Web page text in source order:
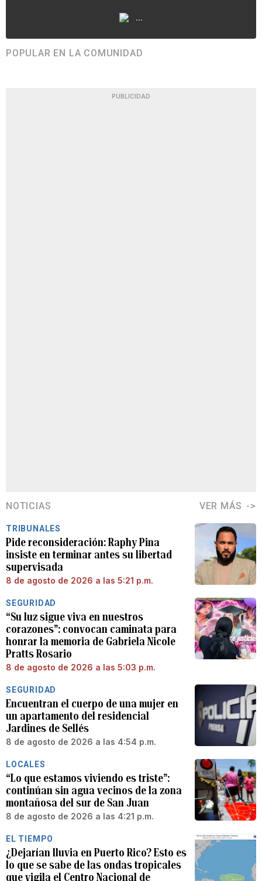
...
POPULAR EN LA COMUNIDAD
PUBLICIDAD
NOTICIAS VER MÁS
TRIBUNALES
Pide reconsideración: Raphy Pina
insiste en terminar antes su libertad
supervisada
8 de agosto de 2026 a las 5:21 p.m.
SEGURIDAD
“Su luz sigue viva en nuestros
corazones”: convocan caminata para
honrar la memoria de Gabriela Nicole
Pratts Rosario
8 de agosto de 2026 a las 5:03 p.m.
SEGURIDAD
Encuentran el cuerpo de una mujer en
un apartamento del residencial
Jardines de Sellés
8 de agosto de 2026 a las 4:54 p.m.
LOCALES
“Lo que estamos viviendo es triste”:
continúan sin agua vecinos de la zona
montañosa del sur de San Juan
8 de agosto de 2026 a las 4:21 p.m.
EL TIEMPO
¿Dejarían lluvia en Puerto Rico? Esto es
lo que se sabe de las ondas tropicales
que vigila el Centro Nacional de